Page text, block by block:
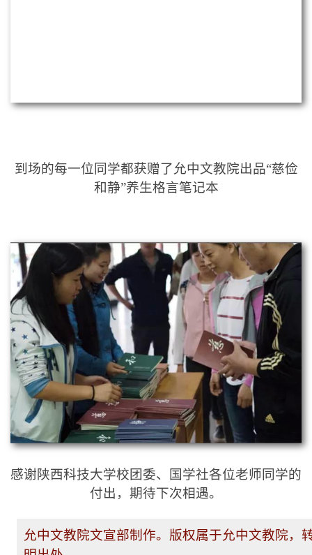
感谢陕西科技大学校团委、国学社各位老师同学的
付出，期待下次相遇。
允中文教院文宣部制作。版权属于允中文教院，
明出处。